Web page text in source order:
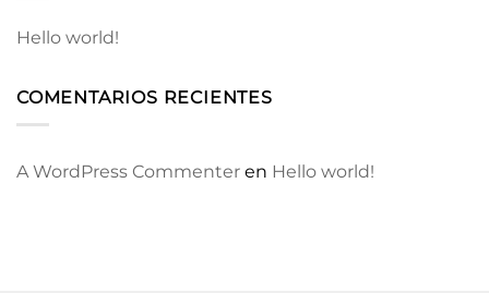
Hello world!
COMENTARIOS RECIENTES
A WordPress Commenter en Hello world!